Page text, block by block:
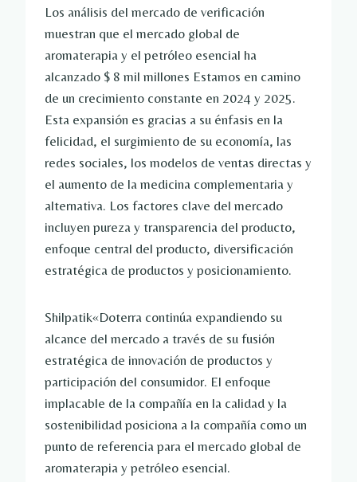
Los análisis del mercado de verificación
muestran que el mercado global de
aromaterapia y el petróleo esencial ha
alcanzado $ 8 mil millones Estamos en camino
de un crecimiento constante en 2024 y 2025.
Esta expansión es gracias a su énfasis en la
felicidad, el surgimiento de su economía, las
redes sociales, los modelos de ventas directas y
el aumento de la medicina complementaria y
alternativa. Los factores clave del mercado
incluyen pureza y transparencia del producto,
enfoque central del producto, diversificación
estratégica de productos y posicionamiento.
Shilpatik«Doterra continúa expandiendo su
alcance del mercado a través de su fusión
estratégica de innovación de productos y
participación del consumidor. El enfoque
implacable de la compañía en la calidad y la
sostenibilidad posiciona a la compañía como un
punto de referencia para el mercado global de
aromaterapia y petróleo esencial.